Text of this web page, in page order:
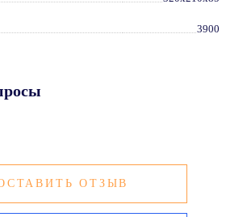
входного напряжения;
замыкания на выходе;
к аккумулятору;
параметры
к инвертору устройств.
3900
ОТЗЫВ